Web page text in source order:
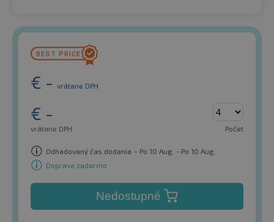
€ - vrátane DPH
€ -
vrátane DPH Počet
Odhadovaný čas dodania – Po 10 Aug. - Po 10 Aug.
Doprava zadarmo
Nedostupné